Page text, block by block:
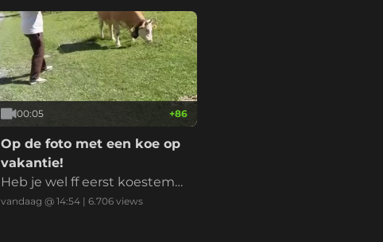
wil geen nieuw asfalt
00:05 +86
Op de foto met een koe op
vakantie!
Heb je wel ff eerst koestem
ming gevraagd?
vandaag @ 14:54 |6.706 views